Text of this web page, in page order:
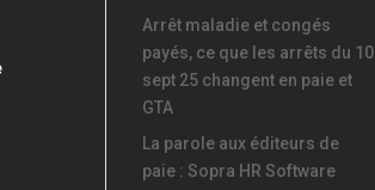
Arrêt maladie et congés
payés, ce que les arrêts du 10
sept 25 changent en paie et
GTA
La parole aux éditeurs de
paie : Sopra HR Software